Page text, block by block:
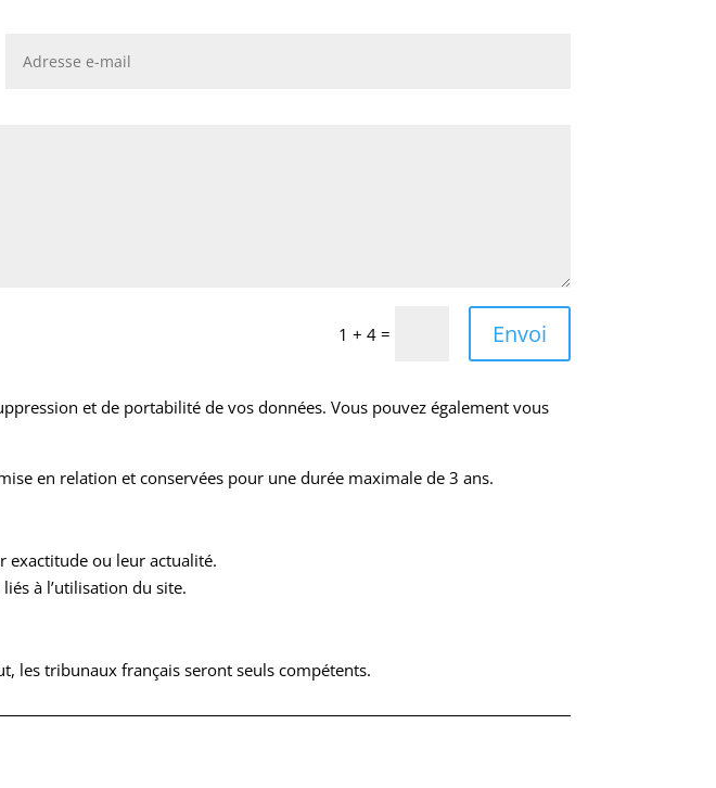
1 + 4= Envoi
et de portabilité de vos données. Vous pouvez également vous
en relation et conservées pour une durée maximale de 3 ans.
exactitude ou leur actualité.
à l’utilisation du site.
les tribunaux français seront seuls compétents.